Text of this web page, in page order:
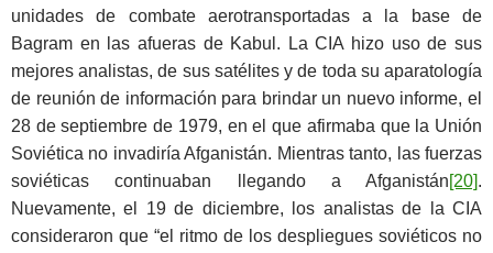
unidades de combate aerotransportadas a la base de
Bagram en las afueras de Kabul. La CIA hizo uso de sus
mejores analistas, de sus satélites y de toda su aparatología
de reunión de información para brindar un nuevo informe, el
28 de septiembre de 1979, en el que afirmaba que la Unión
Soviética no invadiría Afganistán. Mientras tanto, las fuerzas
soviéticas continuaban llegando a Afganistán[20].
Nuevamente, el 19 de diciembre, los analistas de la CIA
consideraron que “el ritmo de los despliegues soviéticos no